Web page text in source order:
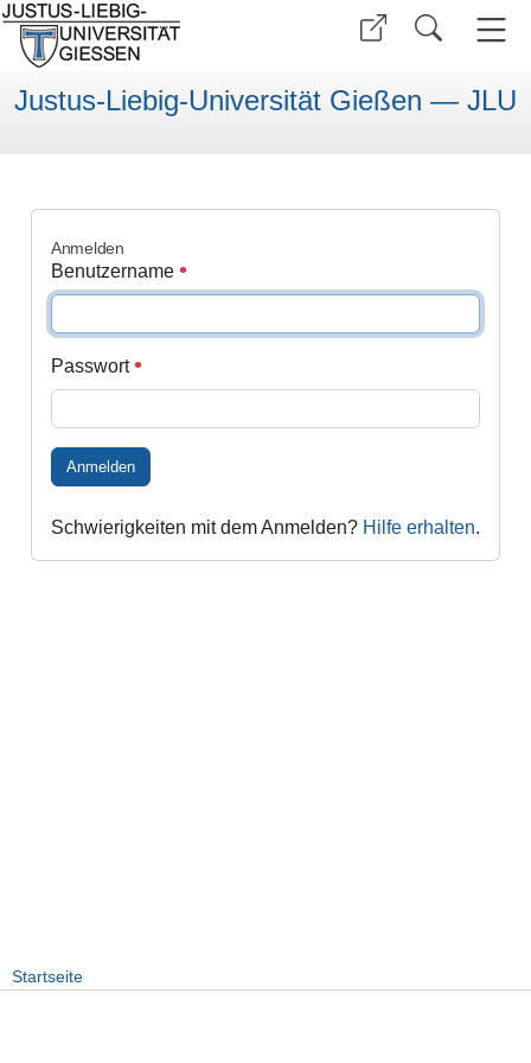
Justus-Liebig-Universität Gießen — JLU
Anmelden
Benutzername
Passwort
Anmelden
Schwierigkeiten mit dem Anmelden? Hilfe erhalten.
Startseite